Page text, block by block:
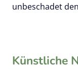
unbeschadet
Künstliche